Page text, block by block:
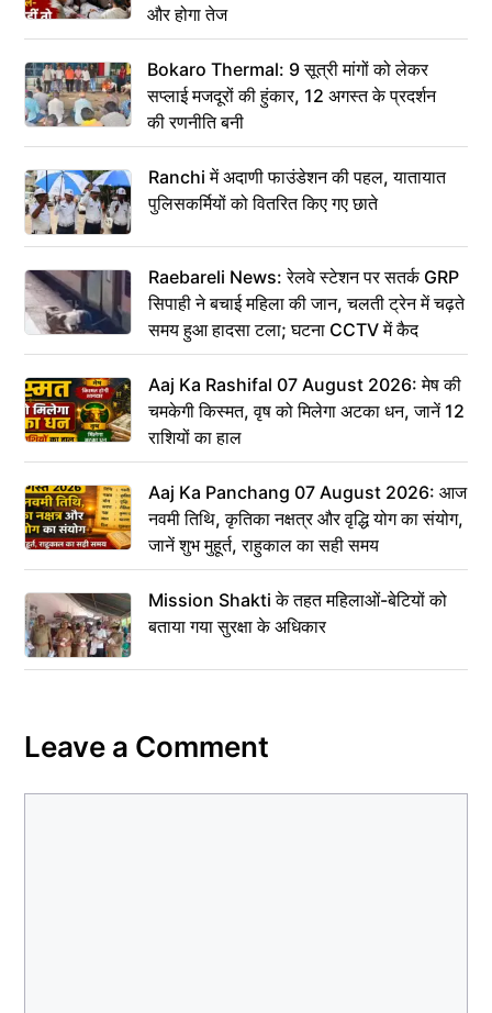
और होगा तेज
Bokaro Thermal: 9 सूत्री मांगों को लेकर
सप्लाई मजदूरों की हुंकार, 12 अगस्त के प्रदर्शन
की रणनीति बनी
Ranchi में अदाणी फाउंडेशन की पहल, यातायात
पुलिसकर्मियों को वितरित किए गए छाते
Raebareli News: रेलवे स्टेशन पर सतर्क GRP
सिपाही ने बचाई महिला की जान, चलती ट्रेन में चढ़ते
समय हुआ हादसा टला; घटना CCTV में कैद
Aaj Ka Rashifal 07 August 2026: मेष की
चमकेगी किस्मत, वृष को मिलेगा अटका धन, जानें 12
राशियों का हाल
Aaj Ka Panchang 07 August 2026: आज
नवमी तिथि, कृतिका नक्षत्र और वृद्धि योग का संयोग,
जानें शुभ मुहूर्त, राहुकाल का सही समय
Mission Shakti के तहत महिलाओं-बेटियों को
बताया गया सुरक्षा के अधिकार
Leave a Comment